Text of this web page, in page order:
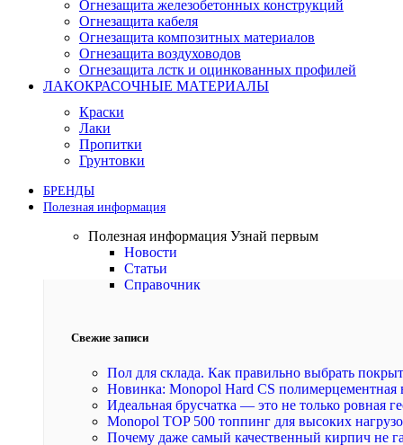
Огнезащита железобетонных конструкций
Огнезащита кабеля
Огнезащита композитных материалов
Огнезащита воздуховодов
Огнезащита лстк и оцинкованных профилей
ЛАКОКРАСОЧНЫЕ МАТЕРИАЛЫ
Краски
Лаки
Пропитки
Грунтовки
БРЕНДЫ
Полезная информация
Полезная информация Узнай первым
Новости
Статьи
Справочник
Свежие записи
Пол для склада. Как правильно выбрать
Новинка: Monopol Hard CS полимерцементная
Идеальная брусчатка — это не только ровная
Monopol TOP 500 топпинг для высоких
Почему даже самый качественный кирпич не